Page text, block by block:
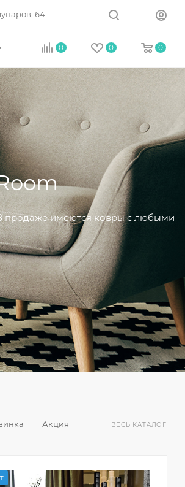
64
0 0 0
продаже имеются ковры с любыми
Акция ВЕСЬ КАТАЛОГ